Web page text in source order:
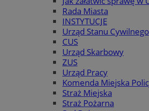
Rada Miasta
INSTYTUCJE
Urząd Stanu Cywilnego
CUS
Urząd Skarbowy
ZUS
Urząd Pracy
Komenda Miejska
Straż Miejska
Straż Pożarna